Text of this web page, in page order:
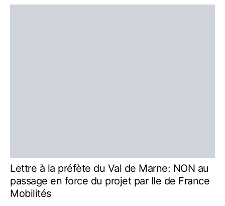
Lettre à la préfète du Val de Marne: NON au
passage en force du projet par Ile de France
Mobilités